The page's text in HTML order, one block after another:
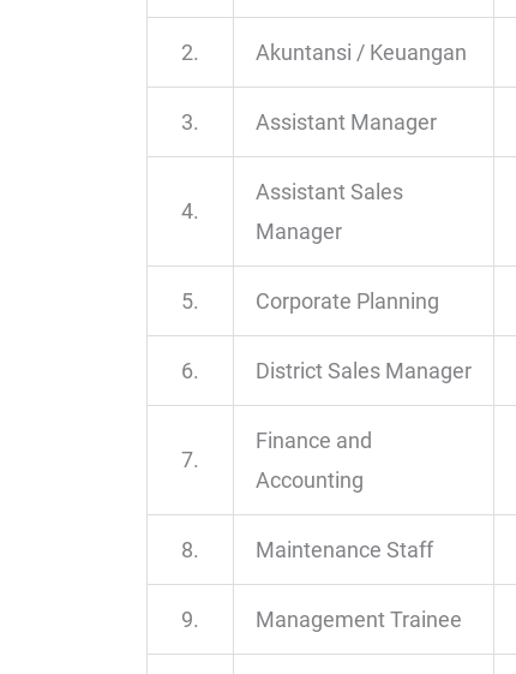
2. Akuntansi / Keuangan
3. Assistant Manager
4.
Assistant Sales
Manager
5. Corporate Planning
6. District Sales Manager
7.
Finance and
Accounting
8. Maintenance Staff
9. Management Trainee